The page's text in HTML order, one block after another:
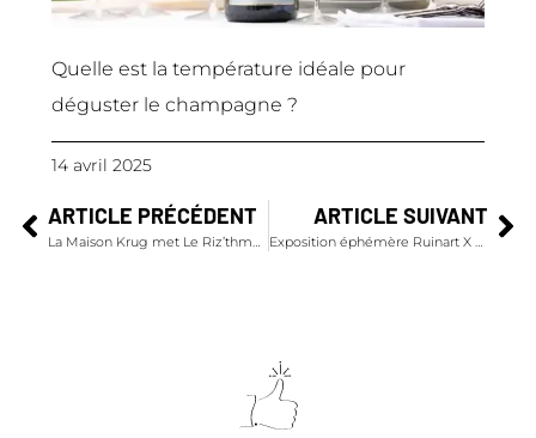
Quelle est la température idéale pour
déguster le champagne ?
14 avril 2025
ARTICLE PRÉCÉDENT
La Maison Krug met Le Riz’thme dans l’assiette
ARTICLE SUIVANT
Exposition éphémère Ruinart X Eva Jospin